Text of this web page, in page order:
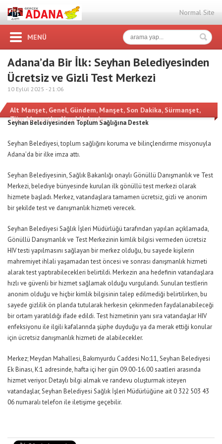
Normal Site
MENÜ
Adana’da Bir İlk: Seyhan Belediyesinden
Ücretsiz ve Gizli Test Merkezi
10 Eylül 2025 -21:06
Alt Manşet, Genel, Gündem, Manşet, Son Dakika, Sürmanşet,
Tüm Manşetler,Yerel Haberler
Seyhan Belediyesinden Toplum Sağlığına Destek
Seyhan Belediyesi, toplum sağlığını koruma ve bilinçlendirme misyonuyla
Adana’da bir ilke imza attı.
Seyhan Belediyesinin, Sağlık Bakanlığı onaylı Gönüllü Danışmanlık ve Test
Merkezi, belediye bünyesinde kurulan ilk gönüllü test merkezi olarak
hizmete başladı. Merkez, vatandaşlara tamamen ücretsiz, gizli ve anonim
bir şekilde test ve danışmanlık hizmeti verecek.
Seyhan Belediyesi Sağlık İşleri Müdürlüğü tarafından yapılan açıklamada,
Gönüllü Danışmanlık ve Test Merkezinin kimlik bilgisi vermeden ücretsiz
HIV testi yapılmasını sağlayan bir merkez olduğu, bu sayede kişilerin
mahremiyet ihlali yaşamadan test öncesi ve sonrası danışmanlık hizmeti
alarak test yaptırabilecekleri belirtildi. Merkezin ana hedefinin vatandaşlara
hızlı ve güvenli bir hizmet sağlamak olduğu vurgulandı. Sunulan testlerin
anonim olduğu ve hiçbir kimlik bilgisinin talep edilmediği belirtilirken, bu
sayede gizlilik ön planda tutularak herkesin çekinmeden faydalanabileceği
bir ortam yaratıldığı ifade edildi. Test hizmetinin yanı sıra vatandaşlar HIV
enfeksiyonu ile ilgili kafalarında şüphe duyduğu ya da merak ettiği konular
için ücretsiz danışmanlık hizmeti de alabilecekler.
Merkez; Meydan Mahallesi, Bakımyurdu Caddesi No:11, Seyhan Belediyesi
Ek Binası, K:1 adresinde, hafta içi her gün 09.00-16.00 saatleri arasında
hizmet veriyor. Detaylı bilgi almak ve randevu oluşturmak isteyen
vatandaşlar, Seyhan Belediyesi Sağlık İşleri Müdürlüğüne ait 0 322 503 43
06 numaralı telefon ile iletişime geçebilir.